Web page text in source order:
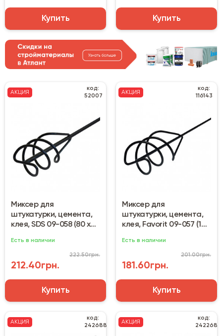
Купить Купить
АКЦИЯ
код:
52007
Миксер для
штукатурки, цемента,
клея, SDS 09-058 (80 х
Есть в наличии
212.40грн.
222.50грн.
Купить
АКЦИЯ
код:
116143
Миксер для
штукатурки, цемента,
клея, Favorit 09-057 (100
Есть в наличии
181.60грн.
201.00грн.
Купить
АКЦИЯ
код:
242688
АКЦИЯ
код:
242268